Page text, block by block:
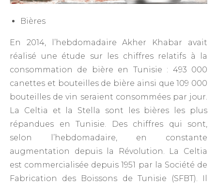
Bières
En 2014, l’hebdomadaire Akher Khabar avait
réalisé une étude sur les chiffres relatifs à la
consommation de bière en Tunisie : 493 000
canettes et bouteilles de bière ainsi que 109 000
bouteilles de vin seraient consommées par jour.
La Celtia et la Stella sont les bières les plus
répandues en Tunisie. Des chiffres qui sont,
selon l’hebdomadaire, en constante
augmentation depuis la Révolution. La Celtia
est commercialisée depuis 1951 par la Société de
Fabrication des Boissons de Tunisie (SFBT). Il